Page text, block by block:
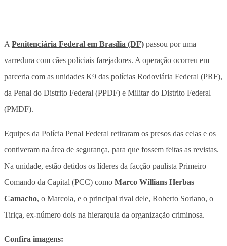
A Penitenciária Federal em Brasília (DF) passou por uma
varredura com cães policiais farejadores. A operação ocorreu em
parceria com as unidades K9 das polícias Rodoviária Federal (PRF),
da Penal do Distrito Federal (PPDF) e Militar do Distrito Federal
(PMDF).
Equipes da Polícia Penal Federal retiraram os presos das celas e os
contiveram na área de segurança, para que fossem feitas as revistas.
Na unidade, estão detidos os líderes da facção paulista Primeiro
Comando da Capital (PCC) como Marco Willians Herbas
Camacho, o Marcola, e o principal rival dele, Roberto Soriano, o
Tiriça, ex-número dois na hierarquia da organização criminosa.
Confira imagens: